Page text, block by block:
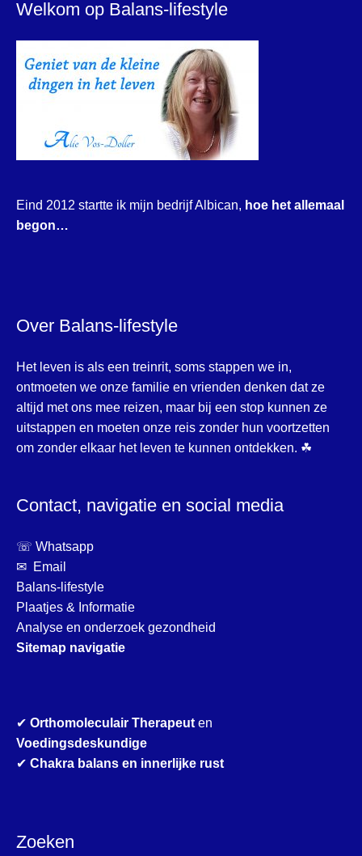
Welkom op Balans-lifestyle
Eind 2012 startte ik mijn bedrijf Albican, hoe het allemaal
begon…
Over Balans-lifestyle
Het leven is als een treinrit, soms stappen we in,
ontmoeten we onze familie en vrienden denken dat ze
altijd met ons mee reizen, maar bij een stop kunnen ze
uitstappen en moeten onze reis zonder hun voortzetten
om zonder elkaar het leven te kunnen ontdekken. ☘
Contact, navigatie en social media
☏ Whatsapp
✉ Email
Balans-lifestyle
Plaatjes & Informatie
Analyse en onderzoek gezondheid
Sitemap navigatie
✔ Orthomoleculair Therapeuten
Voedingsdeskundige
✔ Chakra balans en innerlijke rust
Zoeken